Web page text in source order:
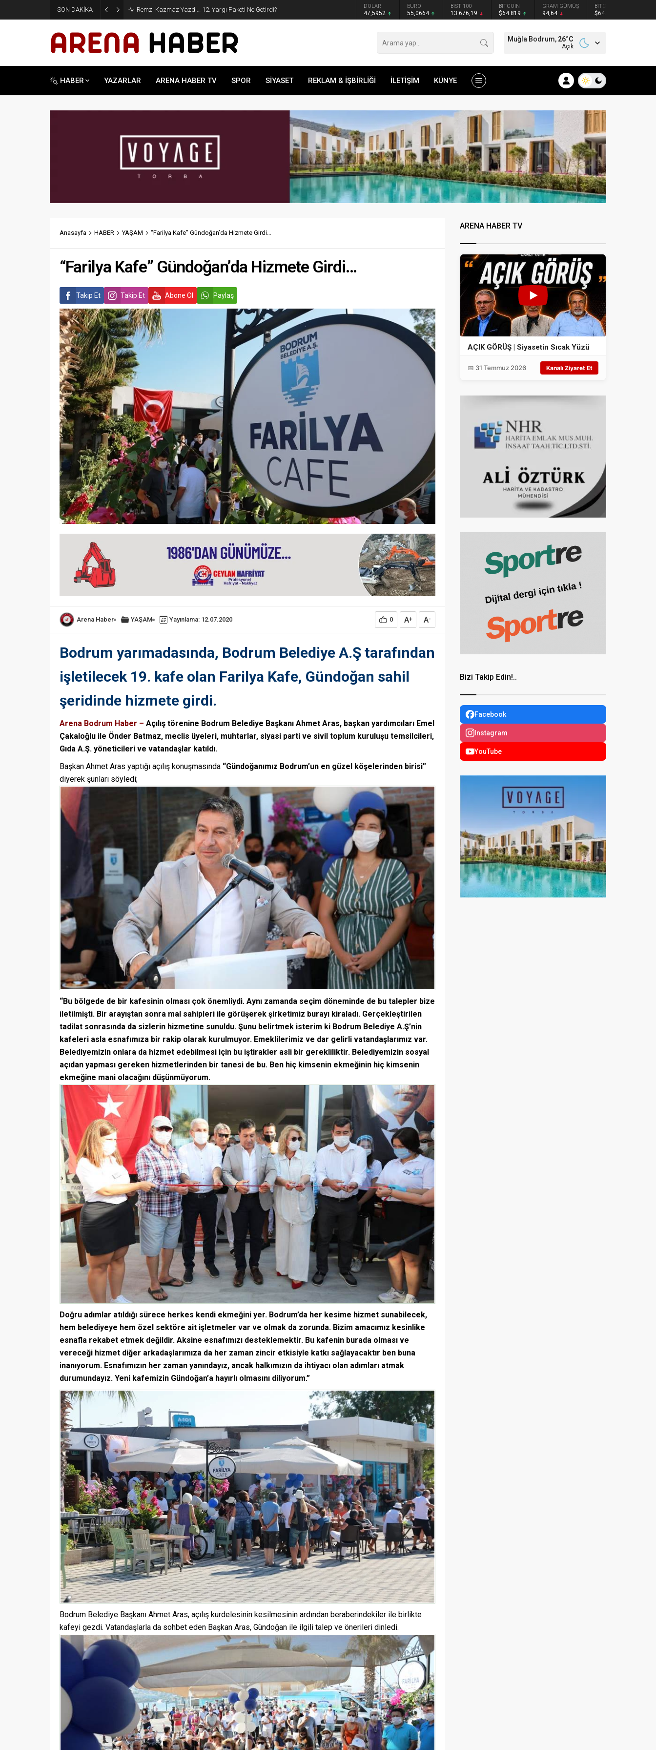
SON DAKİKA Remzi Kazmaz Yazdı… 12. Yargı Paketi Ne Getirdi? DOLAR
47,5952
EURO
55,0664
BIST 100
13.676,19
BITCOIN
$64.819
GRAM GÜMÜŞ
94,64
BITCOIN
$64739
Muğla Bodrum, 26°C
Açık
HABER YAZARLAR ARENA HABER TV SPOR SİYASET REKLAM & İŞBİRLİĞİ İLETİŞİM KÜNYE
Anasayfa HABER YAŞAM “Farilya Kafe” Gündoğan’da Hizmete Girdi…
“Farilya Kafe” Gündoğan’da Hizmete Girdi…
Takip Et Takip Et Abone Ol Paylaş
Arena Haber YAŞAM Yayınlama: 12.07.2020 0 A+ A-
Bodrum yarımadasında, Bodrum Belediye A.Ş tarafından
işletilecek 19. kafe olan Farilya Kafe, Gündoğan sahil
şeridinde hizmete girdi.
Arena Bodrum Haber – Açılış törenine Bodrum Belediye Başkanı Ahmet Aras, başkan yardımcıları Emel
Çakaloğlu ile Önder Batmaz, meclis üyeleri, muhtarlar, siyasi parti ve sivil toplum kuruluşu temsilcileri,
Gıda A.Ş. yöneticileri ve vatandaşlar katıldı.
Başkan Ahmet Aras yaptığı açılış konuşmasında “Gündoğanımız Bodrum’un en güzel köşelerinden birisi”
diyerek şunları söyledi;
“Bu bölgede de bir kafesinin olması çok önemliydi. Aynı zamanda seçim döneminde de bu talepler bize
iletilmişti. Bir arayıştan sonra mal sahipleri ile görüşerek şirketimiz burayı kiraladı. Gerçekleştirilen
tadilat sonrasında da sizlerin hizmetine sunuldu. Şunu belirtmek isterim ki Bodrum Belediye A.Ş’nin
kafeleri asla esnafımıza bir rakip olarak kurulmuyor. Emeklilerimiz ve dar gelirli vatandaşlarımız var.
Belediyemizin onlara da hizmet edebilmesi için bu iştirakler asli bir gerekliliktir. Belediyemizin sosyal
açıdan yapması gereken hizmetlerinden bir tanesi de bu. Ben hiç kimsenin ekmeğinin hiç kimsenin
ekmeğine mani olacağını düşünmüyorum.
Doğru adımlar atıldığı sürece herkes kendi ekmeğini yer. Bodrum’da her kesime hizmet sunabilecek,
hem belediyeye hem özel sektöre ait işletmeler var ve olmak da zorunda. Bizim amacımız kesinlike
esnafla rekabet etmek değildir. Aksine esnafımızı desteklemektir. Bu kafenin burada olması ve
vereceği hizmet diğer arkadaşlarımıza da her zaman zincir etkisiyle katkı sağlayacaktır ben buna
inanıyorum. Esnafımızın her zaman yanındayız, ancak halkımızın da ihtiyacı olan adımları atmak
durumundayız. Yeni kafemizin Gündoğan’a hayırlı olmasını diliyorum.”
Bodrum Belediye Başkanı Ahmet Aras, açılış kurdelesinin kesilmesinin ardından beraberindekiler ile birlikte
kafeyi gezdi. Vatandaşlarla da sohbet eden Başkan Aras, Gündoğan ile ilgili talep ve önerileri dinledi.
ARENA HABER TV
AÇIK GÖRÜŞ | Siyasetin Sıcak Yüzü
📅 31 Temmuz 2026 Kanalı Ziyaret Et
Bizi Takip Edin!..
Facebook
Instagram
YouTube